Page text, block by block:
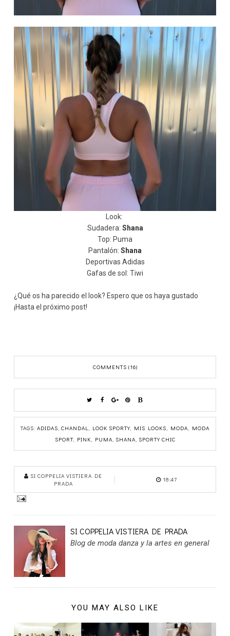
Look:
Sudadera: Shana
Top: Puma
Pantalón: Shana
Deportivas Adidas
Gafas de sol: Tiwi
¿Qué os ha parecido el look? Espero que os haya gustado
¡Hasta el próximo post!
COMMENTS (16)
TAGS: ADIDAS, CHANDAL, LOOK SPORTY, MIS LOOKS, MODA, MODA
SPORT, PINK, PUMA, SHANA, SPORTY CHIC
SI COPPELIA VISTIERA DE
PRADA
18:47
SI COPPELIA VISTIERA DE PRADA
Blog de moda danza y la artes en general
YOU MAY ALSO LIKE